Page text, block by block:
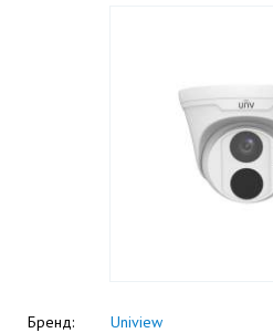
Бренд: Uniview